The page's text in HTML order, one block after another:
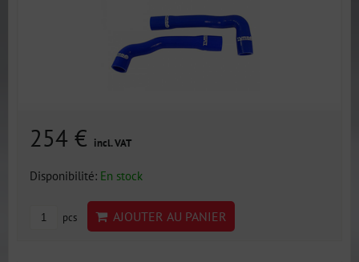
254 € incl. VAT
Disponibilité: En stock
pcs AJOUTER AU PANIER